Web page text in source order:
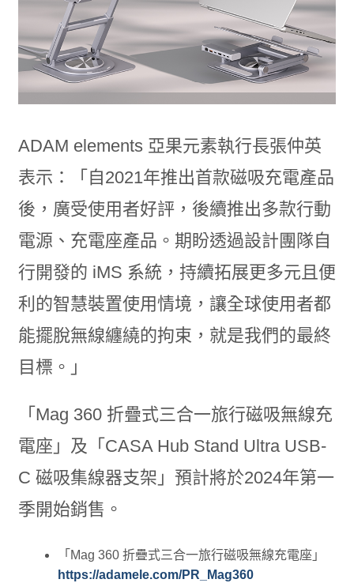
ADAM elements 亞果元素執行長張仲英
表示：「自2021年推出首款磁吸充電產品
後，廣受使用者好評，後續推出多款行動
電源、充電座產品。期盼透過設計團隊自
行開發的 iMS 系統，持續拓展更多元且便
利的智慧裝置使用情境，讓全球使用者都
能擺脫無線纏繞的拘束，就是我們的最終
目標。」
「Mag 360 折疊式三合一旅行磁吸無線充
電座」及「CASA Hub Stand Ultra USB-
C 磁吸集線器支架」預計將於2024年第一
季開始銷售。
「Mag 360 折疊式三合一旅行磁吸無線充電座」
https://adamele.com/PR_Mag360